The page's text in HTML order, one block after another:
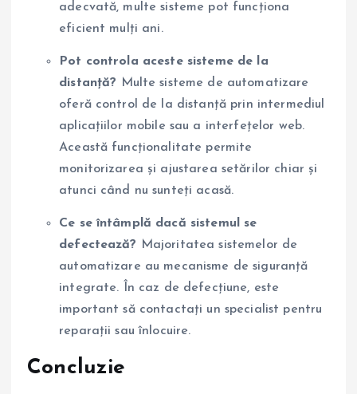
adecvată, multe sisteme pot funcționa
eficient mulți ani.
Pot controla aceste sisteme de la
distanță? Multe sisteme de automatizare
oferă control de la distanță prin intermediul
aplicațiilor mobile sau a interfețelor web.
Această funcționalitate permite
monitorizarea și ajustarea setărilor chiar și
atunci când nu sunteți acasă.
Ce se întâmplă dacă sistemul se
defectează? Majoritatea sistemelor de
automatizare au mecanisme de siguranță
integrate. În caz de defecțiune, este
important să contactați un specialist pentru
reparații sau înlocuire.
Concluzie